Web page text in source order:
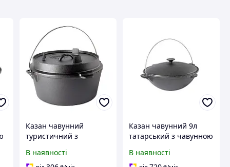
Казан чавунний
туристичний з
Біол 8,5 л (KC08)
В наявності
Казан чавунний 9л
татарський з чавунною
В наявності